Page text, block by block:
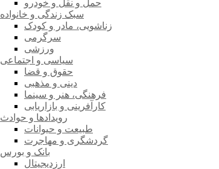
حمل و نقل و خودرو
سبک زندگی و خانواده
زناشویی، مادر و کودک
سرگرمی
ورزشی
سیاسی و اجتماعی
حقوق و قضا
دینی و مذهبی
فرهنگی، هنر و سینما
کارآفرینی و بازاریابی
رویدادها و حوادث
طبیعت و حیوانات
گردشگری و مهاجرت
بانک و بورس
ارزدیجیتال